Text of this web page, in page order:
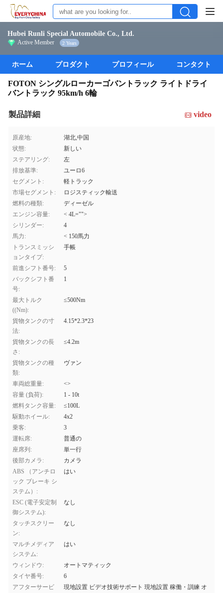
Hubei Runli Special Automobile Co., Ltd.
Active Member 2 Years
ホーム プロダクト プロフィール コンタクト
FOTON シングルローカーゴバントラック ライトドライ
バントラック 95km/h 6輪
製品詳細 video
原産地:
湖北,中国
状態:
新しい
ステアリング:
左
排放基準:
ユーロ6
セグメント:
軽トラック
市場セグメント:
ロジスティック輸送
燃料の種類:
ディーゼル
エンジン容量:
< 4L="">
シリンダー:
4
馬力:
< 150馬力
トランスミッシ
ョンタイプ:
手帳
前進シフト番号:
5
バックシフト番
号:
1
最大トルク
((Nm):
≤500Nm
貨物タンクの寸
法:
4.15*2.3*23
貨物タンクの長
さ:
≤4.2m
貨物タンクの種
類:
ヴァン
車両総重量:
<>
容量 (負荷):
1 - 10t
燃料タンク容量:
≤100L
駆動ホイール:
4x2
乗客:
3
運転席:
普通の
座席列:
単一行
後部カメラ:
カメラ
ABS （アンチロ
ック ブレーキ シ
ステム）:
はい
ESC (電子安定制
御システム):
なし
タッチスクリー
ン:
なし
マルチメディア
システム:
はい
ウィンドウ:
オートマティック
タイヤ番号:
6
アフターサービ
現地設置 ビデオ技術サポート 現地設置 稼働・訓練 オ